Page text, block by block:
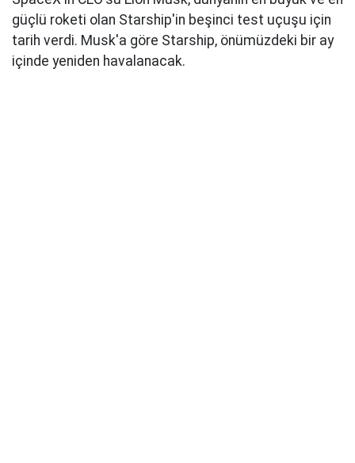
güçlü roketi olan Starship'in beşinci test uçuşu için
tarih verdi. Musk'a göre Starship, önümüzdeki bir ay
içinde yeniden havalanacak.